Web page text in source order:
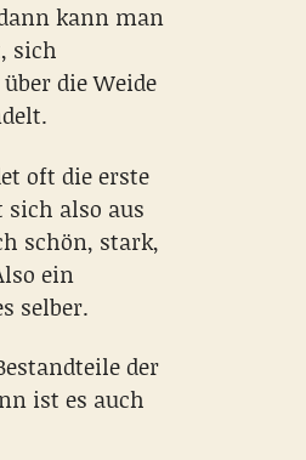
kann man
sich
die Weide
oft die erste
sich also aus
schön, stark,
ein
selber.
der
ist es auch